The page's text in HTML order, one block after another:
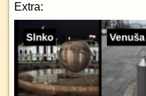
Extra: